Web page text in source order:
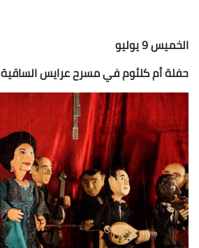
الخميس 9 يوليو
حفلة أم كلثوم في مسرح عرايس الساقية